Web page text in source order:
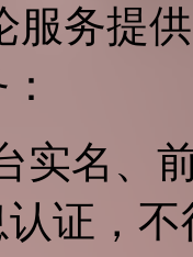
服务提
实名、
证，